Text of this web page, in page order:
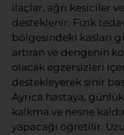
ilaçlar, ağrı kesiciler
desteklenir. Fizik
bölgesindeki kasları
artıran ve dengenin
olacak egzersizleri
destekleyerek sinir
Ayrıca hastaya,
kalkma ve nesne
yapacağı öğretilir.